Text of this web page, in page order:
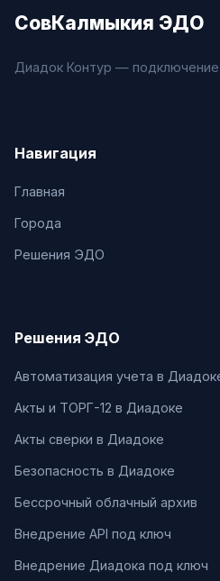
СовКалмыкия ЭДО
Диадок Контур —
Навигация
Главная
Города
Решения ЭДО
Решения ЭДО
Автоматизация учета в
Акты и ТОРГ-12 в Диадоке
Акты сверки в Диадоке
Безопасность в Диадоке
Бессрочный облачный архив
Внедрение API под ключ
Внедрение Диадока под ключ